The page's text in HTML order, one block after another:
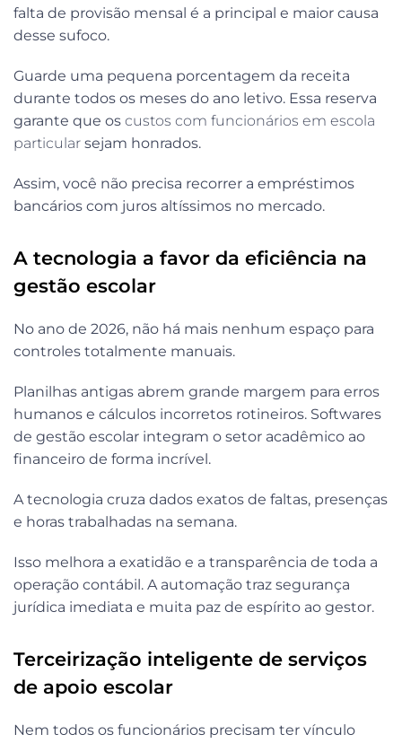
falta de provisão mensal é a principal e maior causa
desse sufoco.
Guarde uma pequena porcentagem da receita
durante todos os meses do ano letivo. Essa reserva
garante que os custos com funcionários em escola
particular sejam honrados.
Assim, você não precisa recorrer a empréstimos
bancários com juros altíssimos no mercado.
A tecnologia a favor da eficiência na
gestão escolar
No ano de 2026, não há mais nenhum espaço para
controles totalmente manuais.
Planilhas antigas abrem grande margem para erros
humanos e cálculos incorretos rotineiros. Softwares
de gestão escolar integram o setor acadêmico ao
financeiro de forma incrível.
A tecnologia cruza dados exatos de faltas, presenças
e horas trabalhadas na semana.
Isso melhora a exatidão e a transparência de toda a
operação contábil. A automação traz segurança
jurídica imediata e muita paz de espírito ao gestor.
Terceirização inteligente de serviços
de apoio escolar
Nem todos os funcionários precisam ter vínculo